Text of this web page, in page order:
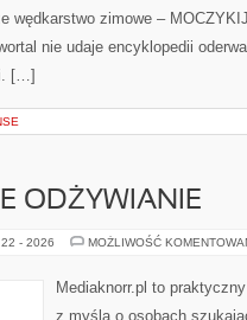
wędkarstwo zimowe –
nie udaje encyklopedii
[…]
ODŻYWIANIE
- 2026 MOŻLIWOŚĆ
Mediaknorr.pl to
z myślą o osobach